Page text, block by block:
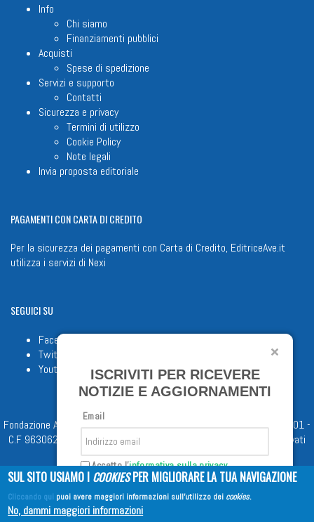
Info
Chi siamo
Finanziamenti pubblici
Acquisti
Spese di spedizione
Servizi e supporto
Contatti
Sicurezza e privacy
Termini di utilizzo
Cookie Policy
Note legali
Invia proposta editoriale
PAGAMENTICON CARTA DI CREDITO
Per la sicurezza dei pagamenti con Carta di Credito, EditriceAve.it
utilizza i servizi di Nexi
SEGUICISU
Facebook
Twitter
Youtube
Fondazione Apostolicam Actuositatem ETS © 2023 - P.I. 05398481001 -
C.F 96306220581 - REA 888781 del 23/02/98 - Tutti i diritti riservati
Copyright © 2026EDITRICE AVE
ISCRIVITI PER RICEVERE
NOTIZIE E AGGIORNAMENTI
Email
Accetto l'informativa sulla privacy
Iscriviti
SUL SITO USIAMO I COOKIESPER MIGLIORARE LA TUA NAVIGAZIONE
Cliccando qui puoi avere maggiori informazioni sull'utilizzo dei cookies.
No, dammi maggiori informazioni